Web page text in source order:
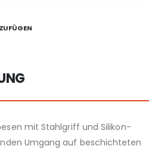
mit Stahlgriff und Silikon-
Umgang auf beschichteten